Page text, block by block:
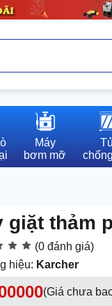
Máy
bơm mỡ
Tủ
giặt thảm
(0 đánh giá)
hiệu: Karcher
(Giá chưa